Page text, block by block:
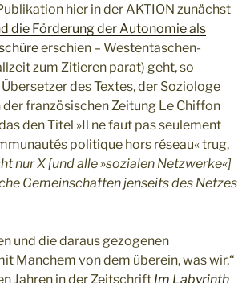
hier in der AKTION zunächst
die Förderung der Autonomie als
erschien – Westentaschen-
zum Zitieren parat) geht, so
des Textes, der Soziologe
französischen Zeitung Le Chiffon
den Titel »Il ne faut pas seulement
politique hors réseau« trug,
nur X [und alle »sozialen Netzwerke«]
Gemeinschaften jenseits des Netzes
und die daraus gezogenen
Manchem von dem überein, was wir,“
Jahren in der Zeitschrift Im Labyrinth